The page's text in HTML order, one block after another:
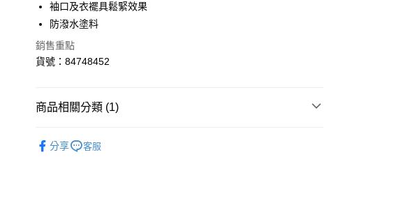
貨到付款
運送方式
每筆NT$150，滿NT$1,800(含以上)免運費
每筆NT$180
袖口及衣襬具鬆緊效果
防潑水塗料
銷售重點
貨號：84748452
商品相關分類 (1)
分享
客服